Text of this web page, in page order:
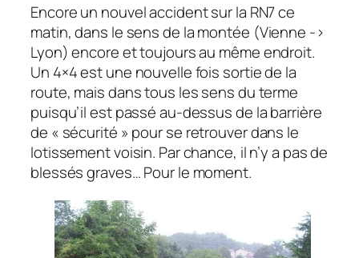
Encore un nouvel accident sur la RN7 ce
matin, dans le sens de la montée (Vienne ->
Lyon)encore et toujours au même endroit.
Un 4×4 est une nouvelle fois sortie de la
route, mais dans tous les sens du terme
puisqu’il est passé au-dessus de la barrière
de « sécurité » pour se retrouver dans le
lotissement voisin. Par chance, il n’y a pas de
blessés graves… Pour le moment.